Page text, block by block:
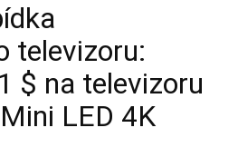
televizoru:
$ na televizoru
LED 4K